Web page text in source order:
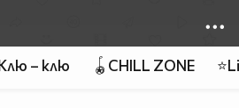
– клю 🪀CHILL ZONE